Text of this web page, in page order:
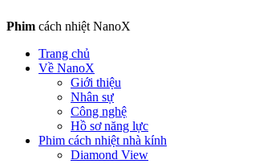
Phim cách nhiệt NanoX
Trang chủ
Về NanoX
Giới thiệu
Nhân sự
Công nghệ
Hồ sơ năng lực
Phim cách nhiệt nhà kính
Diamond View